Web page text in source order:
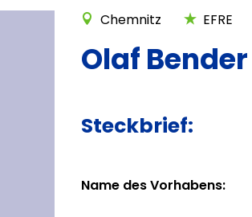
Chemnitz EFRE
Olaf Bender
Steckbrief:
Name des Vorhabens: